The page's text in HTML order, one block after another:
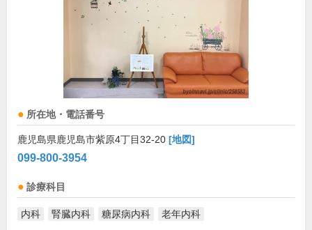
所在地・電話番号
鹿児島県鹿児島市紫原4丁目32-20 [地図]
099-800-3954
診療科目
内科 腎臓内科 糖尿病内科 老年内科